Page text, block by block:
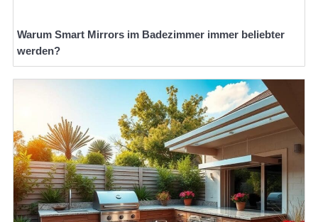
Warum Smart Mirrors im Badezimmer immer beliebter
werden?